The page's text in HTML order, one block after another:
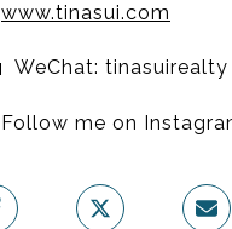
www.tinasui.com
WeChat: tinasuirealty
Follow me on